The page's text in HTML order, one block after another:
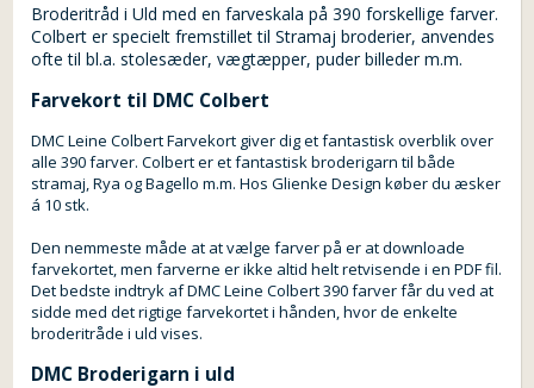
Broderitråd i Uld med en farveskala på 390 forskellige farver.
Colbert er specielt fremstillet til Stramaj broderier, anvendes
ofte til bl.a. stolesæder, vægtæpper, puder billeder m.m.
Farvekort til DMC Colbert
DMC Leine Colbert Farvekort giver dig et fantastisk overblik over
alle 390 farver. Colbert er et fantastisk broderigarn til både
stramaj, Rya og Bagello m.m. Hos Glienke Design køber du æsker
á 10 stk.
Den nemmeste måde at at vælge farver på er at downloade
farvekortet, men farverne er ikke altid helt retvisende i en PDF fil.
Det bedste indtryk af DMC Leine Colbert 390 farver får du ved at
sidde med det rigtige farvekortet i hånden, hvor de enkelte
broderitråde i uld vises.
DMC Broderigarn i uld